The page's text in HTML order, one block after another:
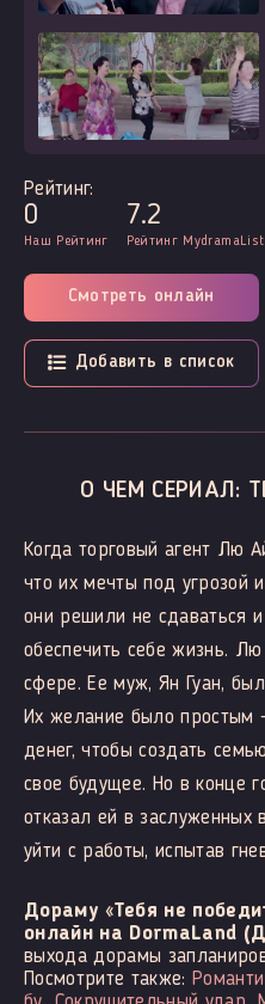
Рейтинг:
0
Наш Рейтинг
7.2
Рейтинг MydramaList
Смотреть онлайн
Добавить в список
О ЧЕМ СЕРИАЛ:
Когда торговый агент Лю
что их мечты под угрозой
они решили не сдаваться и
обеспечить себе жизнь.
сфере. Ее муж, Ян Гуан,
Их желание было простым
денег, чтобы создать
свое будущее. Но в конце
отказал ей в заслуженных
уйти с работы, испытав
Дораму «Тебя не
онлайн на DormaLand
выхода дорамы
Посмотрите также: